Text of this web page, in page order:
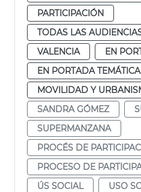
PARTICIPACIÓN
TODAS LAS
VALENCIA
EN
EN PORTADA TEMÁTICA
MOVILIDAD Y
SANDRA GÓMEZ
SUPERMANZANA
PROCÉS DE
PROCESO DE
ÚS SOCIAL
USO